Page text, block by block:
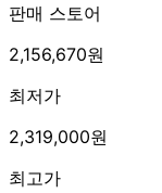
판매 스토어
2,156,670원
최저가
2,319,000원
최고가